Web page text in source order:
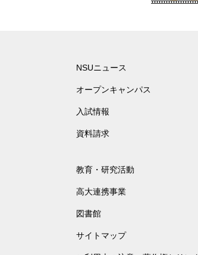
NSUニュース
オープンキャンパス
入試情報
資料請求
教育・研究活動
高大連携事業
図書館
サイトマップ